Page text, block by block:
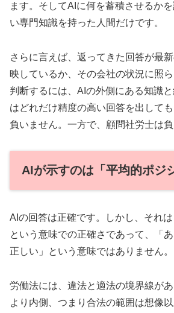
ます。そしてAIに何を蓄積させるか
い専門知識を持った人間だけです。
さらに言えば、返ってきた回答が最
映しているか、その会社の状況に照
判断するには、AIの外側にある知識
はどれだけ精度の高い回答を出して
負いません。一方で、顧問社労士は負
AIが示すのは「平均的ポジ
AIの回答は正確です。しかし、それは
という意味での正確さであって、「
正しい」という意味ではありません。
労働法には、違法と適法の境界線が
より内側、つまり合法の範囲は想像